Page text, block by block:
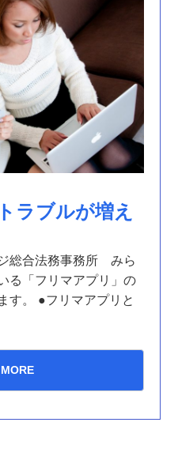
ラブルが増え
総合法務事務所 みら
る「フリマアプリ」の
す。 ●フリマアプリと